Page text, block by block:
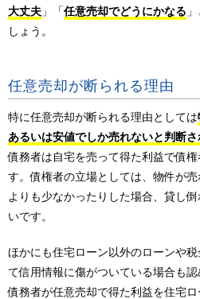
大丈夫 」「 任意売却でどうにかなる
しょう。
任意売却が断られる理由
特に任意売却が断られる理由としては
あるいは安値でしか売れないと判断さ
債務者は自宅を売って得た利益で債
す。債権者の立場としては、物件が
よりも少なかったりした場合、貸し
いです。
ほかにも住宅ローン以外のローンや
て信用情報に傷がついている場合も認
債務者が任意売却で得た利益を住宅